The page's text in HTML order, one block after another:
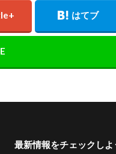
最新情報をチェックしよ